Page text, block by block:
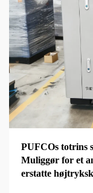
PUFCOs totrins
Muliggør for et
erstatte